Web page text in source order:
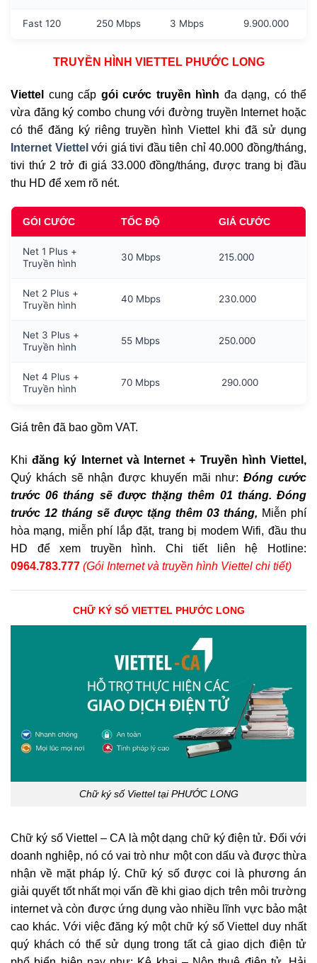
Fast 120 250 Mbps 3 Mbps 9.900.000
TRUYỀN HÌNH VIETTEL PHƯỚC LONG
Viettel cung cấp gói cước truyền hình đa dạng, có thể
vừa đăng ký combo chung với đường truyền Internet hoặc
có thể đăng ký riêng truyền hình Viettel khi đã sử dụng
Internet Viettel với giá tivi đầu tiên chỉ 40.000 đồng/tháng,
tivi thứ 2 trở đi giá 33.000 đồng/tháng, được trang bị đầu
thu HD để xem rõ nét.
GÓI CƯỚC TỐC ĐỘ GIÁ CƯỚC
Net 1 Plus +
Truyền hình
30 Mbps 215.000
Net 2 Plus +
Truyền hình
40 Mbps 230.000
Net 3 Plus +
Truyền hình
55 Mbps 250.000
Net 4 Plus +
Truyền hình
70 Mbps 290.000
Giá trên đã bao gồm VAT.
Khiđăng ký Internet và Internet + Truyền hình Viettel,
Quý khách sẽ nhận được khuyến mãi như:Đóng cước
trước 06 tháng sẽ được thặng thêm 01 tháng. Đóng
trước 12 tháng sẽ được tặng thêm 03 tháng, Miễn phí
hòa mạng, miễn phí lắp đặt, trang bị modem Wifi, đầu thu
HD để xem truyền hình. Chi tiết liên hệ Hotline:
0964.783.777 (Gói Internet và truyền hình Viettel chi tiết)
CHỮ KÝ SỐ VIETTEL PHƯỚC LONG
Chữ ký số Viettel tại PHƯỚC LONG
Chữ ký số Viettel – CA là một dạng chữ ký điện tử. Đối với
doanh nghiệp, nó có vai trò như một con dấu và được thừa
nhận về mặt pháp lý. Chữ ký số được coi là phương án
giải quyết tốt nhất mọi vấn đề khi giao dịch trên môi trường
internet và còn được ứng dụng vào nhiều lĩnh vực bảo mật
cao khác. Với việc đăng ký một chữ ký số Viettel duy nhất
quý khách có thể sử dụng trong tất cả giao dịch điện tử